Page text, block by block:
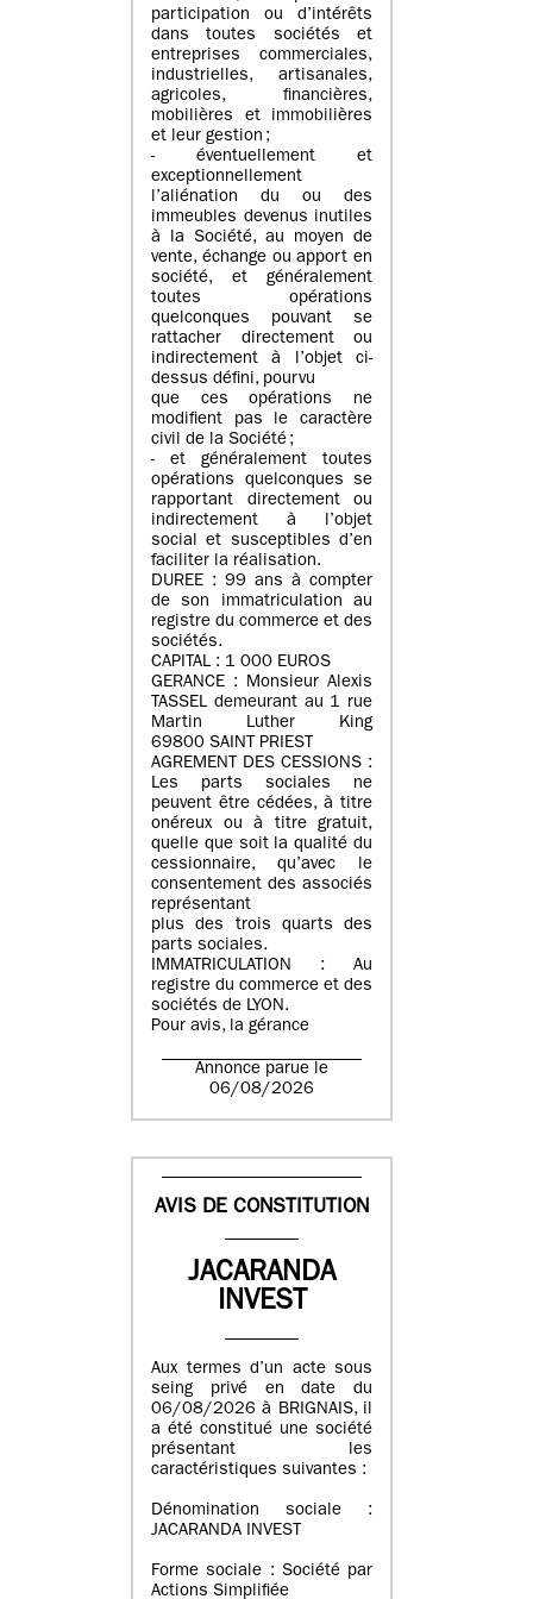
participation ou d’intérêts
dans toutes sociétés et
entreprises commerciales,
industrielles, artisanales,
agricoles, financières,
mobilières et immobilières
et leur gestion ;
- éventuellement et
exceptionnellement
l’aliénation du ou des
immeubles devenus inutiles
à la Société, au moyen de
vente, échange ou apport en
société, et généralement
toutes opérations
quelconques pouvant se
rattacher directement ou
indirectement à l’objet ci-
dessus défini, pourvu
que ces opérations ne
modifient pas le caractère
civil de la Société ;
- et généralement toutes
opérations quelconques se
rapportant directement ou
indirectement à l’objet
social et susceptibles d’en
faciliter la réalisation.
DUREE : 99 ans à compter
de son immatriculation au
registre du commerce et des
sociétés.
CAPITAL : 1 000 EUROS
GERANCE : Monsieur Alexis
TASSEL demeurant au 1 rue
Martin Luther King
69800 SAINT PRIEST
AGREMENT DES CESSIONS :
Les parts sociales ne
peuvent être cédées, à titre
onéreux ou à titre gratuit,
quelle que soit la qualité du
cessionnaire, qu’avec le
consentement des associés
représentant
plus des trois quarts des
parts sociales.
IMMATRICULATION : Au
registre du commerce et des
sociétés de LYON.
Pour avis, la gérance
Annonce parue le
06/08/2026
AVIS DE CONSTITUTION
JACARANDA
INVEST
Aux termes d’un acte sous
seing privé en date du
06/08/2026 à BRIGNAIS, il
a été constitué une société
présentant les
caractéristiques suivantes :
Dénomination sociale :
JACARANDA INVEST
Forme sociale : Société par
Actions Simplifiée